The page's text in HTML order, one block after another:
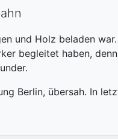
und Holz beladen
begleitet haben,
Berlin, übersah. In